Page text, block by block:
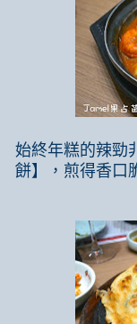
始終年糕的辣勁
餅】，煎得香口